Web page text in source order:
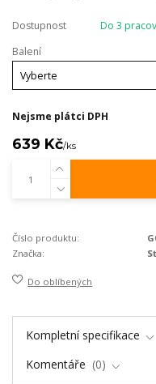
Dostupnost
Do 3
Balení
Nejsme plátci DPH
639 Kč/ks
Číslo produktu:
Značka:
Do oblíbených
Kompletní specifikace
Komentáře
0